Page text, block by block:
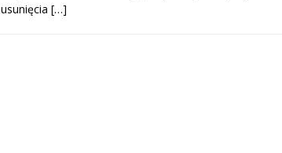
usunięcia […]